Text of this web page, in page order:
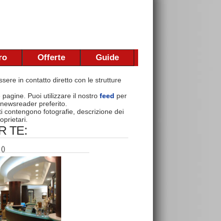
Offerte Guide
in contatto diretto con le strutture
Puoi utilizzare il nostro feed per
preferito.
contengono fotografie, descrizione dei
TE:
()